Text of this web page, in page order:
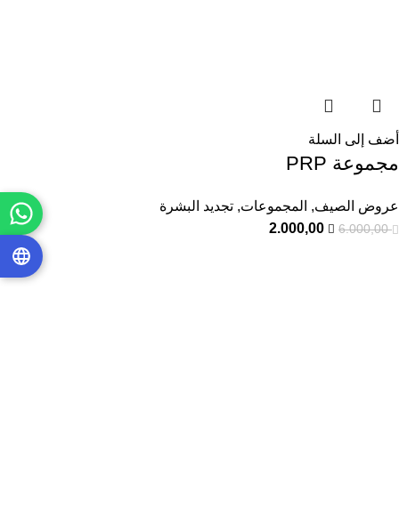
أضف إلى السلة
مجموعة PRP
عروض الصيف, المجموعات, تجديد البشرة
6.000,00
2.000,00